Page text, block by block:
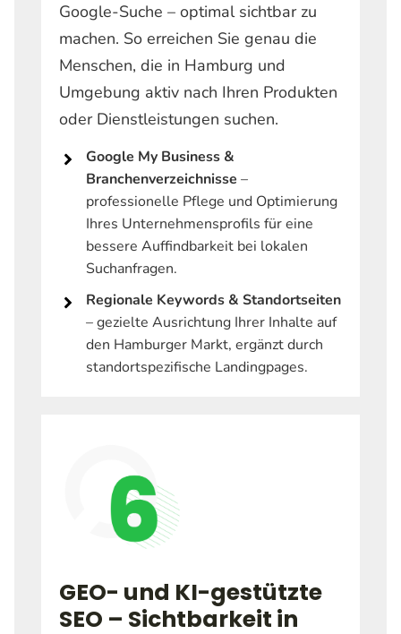
Google-Suche – optimal sichtbar zu
machen. So erreichen Sie genau die
Menschen, die in Hamburg und
Umgebung aktiv nach Ihren Produkten
oder Dienstleistungen suchen.
Google My Business &
Branchenverzeichnisse –
professionelle Pflege und Optimierung
Ihres Unternehmensprofils für eine
bessere Auffindbarkeit bei lokalen
Suchanfragen.
Regionale Keywords & Standortseiten
– gezielte Ausrichtung Ihrer Inhalte auf
den Hamburger Markt, ergänzt durch
standortspezifische Landingpages.
GEO- und KI-gestützte
SEO – Sichtbarkeit in